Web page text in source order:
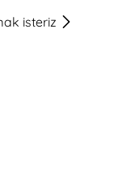
isteriz